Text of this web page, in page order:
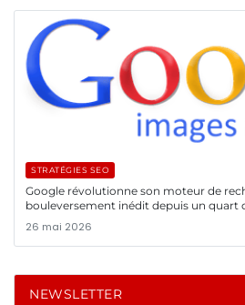
STRATÉGIES SEO
Google révolutionne son moteur de
bouleversement inédit depuis un quart
26 mai 2026
NEWSLETTER